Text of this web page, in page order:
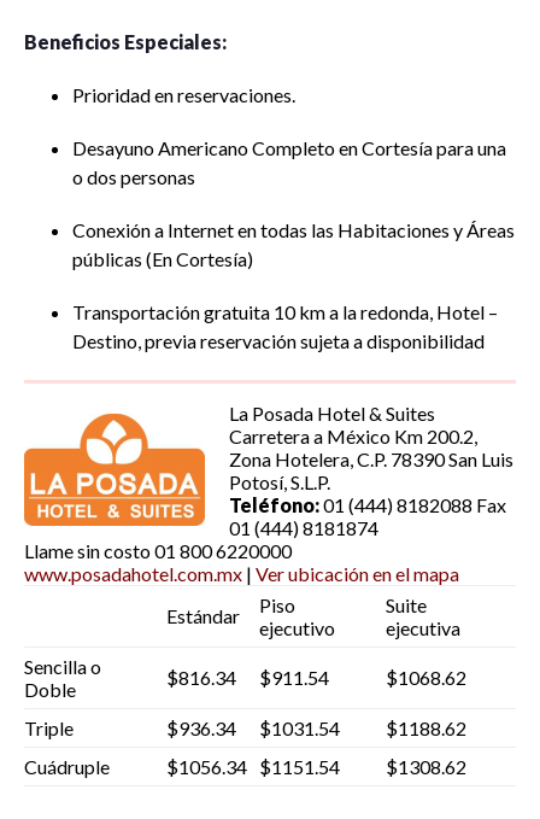
Beneficios Especiales:
Prioridad en reservaciones.
Desayuno Americano Completo en Cortesía para una
o dos personas
Conexión a Internet en todas las Habitaciones y Áreas
públicas (En Cortesía)
Transportación gratuita 10 km a la redonda, Hotel –
Destino, previa reservación sujeta a disponibilidad
La Posada Hotel & Suites
Carretera a México Km 200.2,
Zona Hotelera, C.P. 78390 San Luis
Potosí, S.L.P.
Teléfono:01 (444) 8182088 Fax
01 (444) 8181874
Llame sin costo 01 800 6220000
www.posadahotel.com.mx | Ver ubicación en el mapa
Estándar
Piso
ejecutivo
Suite
ejecutiva
Sencilla o
Doble
$816.34 $911.54 $1068.62
Triple $936.34 $1031.54
$1188.62
Cuádruple
$1056.34 $1151.54 $1308.62